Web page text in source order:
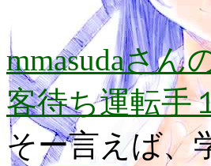
mmasudaさん
客待ち運転手
そー言えば、